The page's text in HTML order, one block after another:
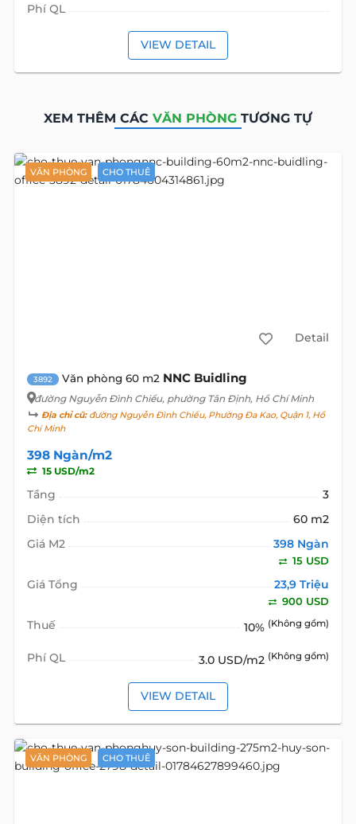
Phí QL
VIEW DETAIL
XEM THÊM CÁC VĂN PHÒNG TƯƠNG TỰ
VĂN PHÒNG CHO THUÊ
Detail
3892 Văn phòng 60 m2 NNC Buidling
đường Nguyễn Đình Chiểu, phường Tân Định, Hồ Chí Minh
Địa chỉ cũ:đường Nguyễn Đình Chiểu, Phường Đa Kao, Quận 1, Hồ
Chí Minh
398 Ngàn/m2
15 USD/m2
Tầng
3
Diện tích
60 m2
Giá M2
398 Ngàn
15 USD
Giá Tổng 23,9 Triệu
900 USD
Thuế 10% (Không gồm)
Phí QL 3.0 USD/m2 (Không gồm)
VIEW DETAIL
VĂN PHÒNG CHO THUÊ